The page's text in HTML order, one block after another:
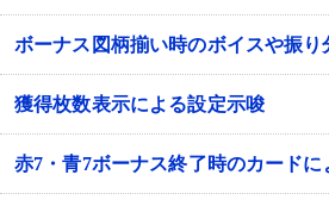
ボーナス図柄揃い時のボイスや振
獲得枚数表示による設定示唆
赤7・青7ボーナス終了時のカードに